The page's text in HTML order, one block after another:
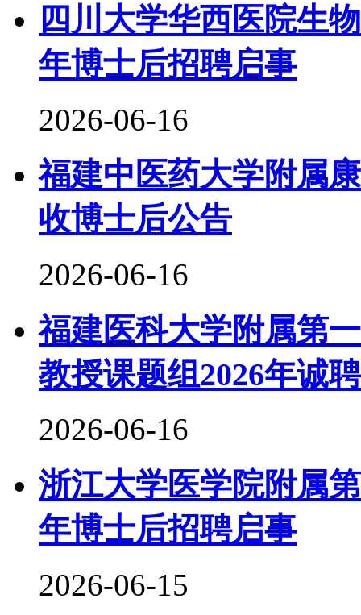
四川大学华西医院生
年博士后招聘启事
2026-06-16
福建中医药大学附属
收博士后公告
2026-06-16
福建医科大学附属第
教授课题组2026年诚
2026-06-16
浙江大学医学院附属
年博士后招聘启事
2026-06-15